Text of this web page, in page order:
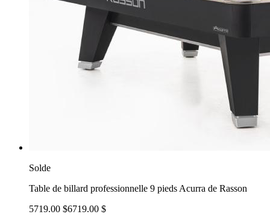
Solde
Table de billard professionnelle 9 pieds Acurra de Rasson
5719.00 $6719.00 $